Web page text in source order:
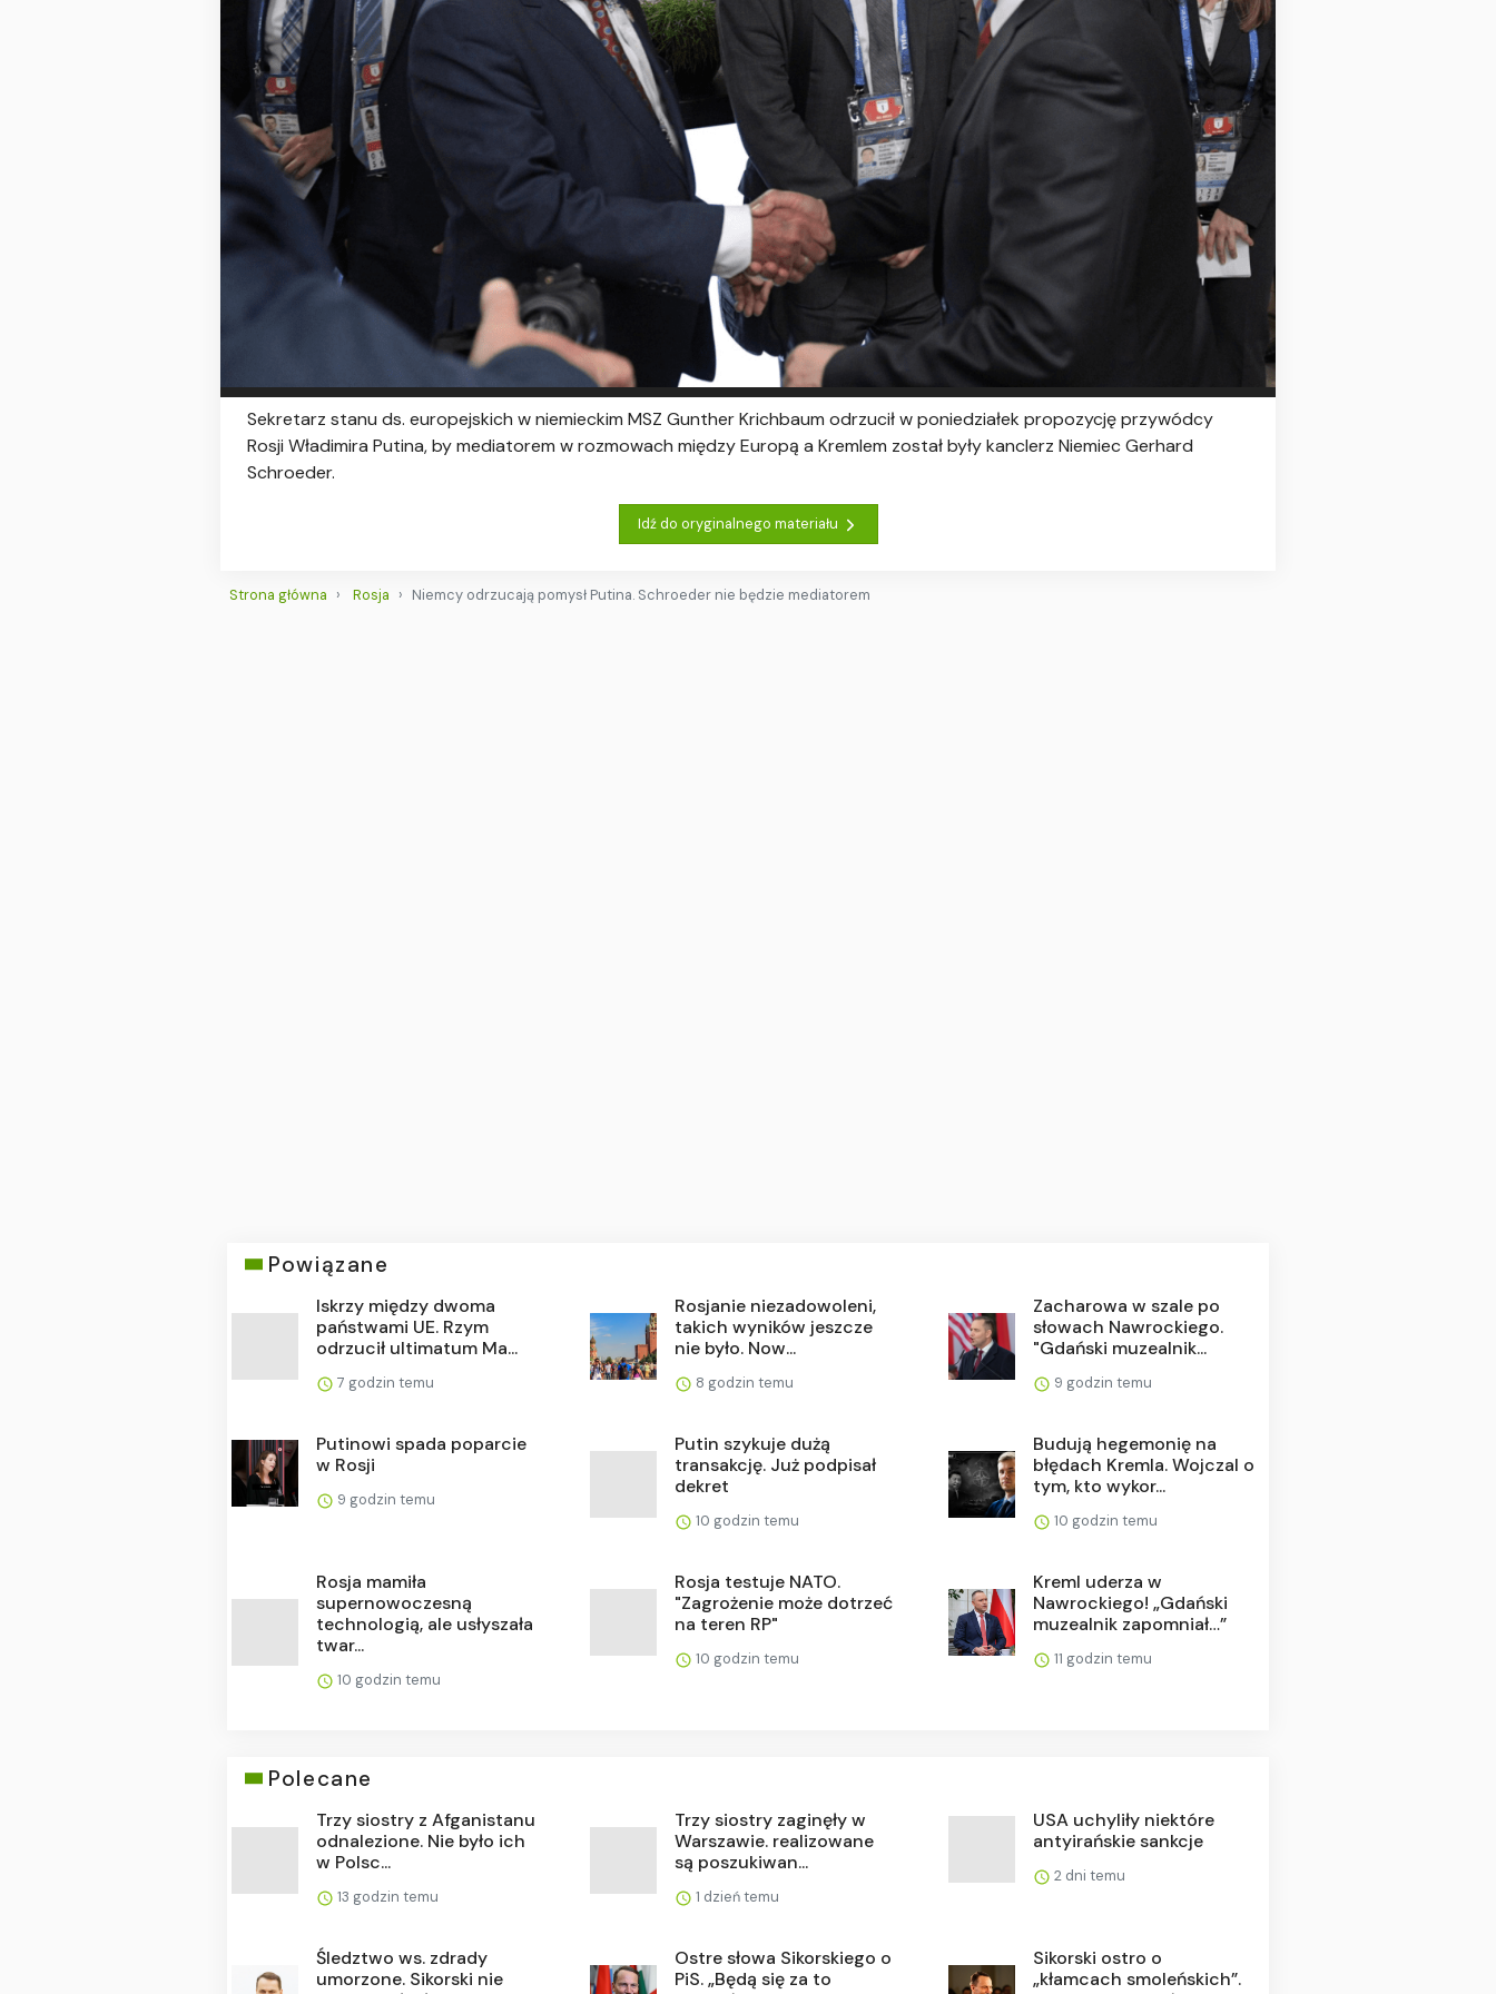
Sekretarz stanu ds. europejskich w niemieckim MSZ Gunther Krichbaum odrzucił w poniedziałek propozycję przywódcy
Rosji Władimira Putina, by mediatorem w rozmowach między Europą a Kremlem został były kanclerz Niemiec Gerhard
Schroeder.
Idź do oryginalnego materiału
Strona główna Rosja Niemcy odrzucają pomysł Putina. Schroeder nie będzie mediatorem
Powiązane
Iskrzy między dwoma
państwami UE. Rzym
odrzucił ultimatum Ma...
7 godzin temu
Rosjanie niezadowoleni,
takich wyników jeszcze
nie było. Now...
8 godzin temu
Zacharowa w szale po
słowach Nawrockiego.
"Gdański muzealnik...
9 godzin temu
Putinowi spada poparcie
w Rosji
9 godzin temu
Putin szykuje dużą
transakcję. Już podpisał
dekret
10 godzin temu
Budują hegemonię na
błędach Kremla. Wojczal o
tym, kto wykor...
10 godzin temu
Rosja mamiła
supernowoczesną
technologią, ale usłyszała
twar...
10 godzin temu
Rosja testuje NATO.
"Zagrożenie może dotrzeć
na teren RP"
10 godzin temu
Kreml uderza w
Nawrockiego! „Gdański
muzealnik zapomniał…”
11 godzin temu
Polecane
Trzy siostry z Afganistanu
odnalezione. Nie było ich
w Polsc...
13 godzin temu
Trzy siostry zaginęły w
Warszawie. realizowane
są poszukiwan...
1 dzień temu
USA uchyliły niektóre
antyirańskie sankcje
2 dni temu
Śledztwo ws. zdrady
umorzone. Sikorski nie
Ostre słowa Sikorskiego o
PiS. „Będą się za to
Sikorski ostro o
„kłamcach smoleńskich”.